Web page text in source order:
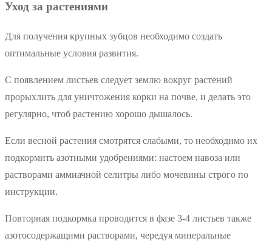
Уход за растениями
Для получения крупных зубцов необходимо создать
оптимальные условия развития.
С появлением листьев следует землю вокруг растений
прорыхлить для уничтожения корки на почве, и делать это
регулярно, чтоб растению хорошо дышалось.
Если весной растения смотрятся слабыми, то необходимо их
подкормить азотными удобрениями: настоем навоза или
растворами аммиачной селитры либо мочевины строго по
инструкции.
Повторная подкормка проводится в фазе 3-4 листьев также
азотосодержащими растворами, чередуя минеральные